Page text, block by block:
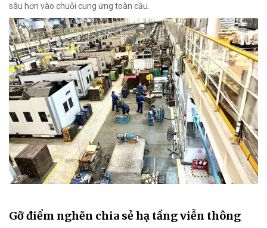
sâu hơn vào chuỗi cung ứng toàn cầu.
Gỡ điểm nghẽn chia sẻ hạ tầng viễn thông